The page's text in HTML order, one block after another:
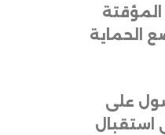
المؤقتة
وضع الحماية
على
استقبال